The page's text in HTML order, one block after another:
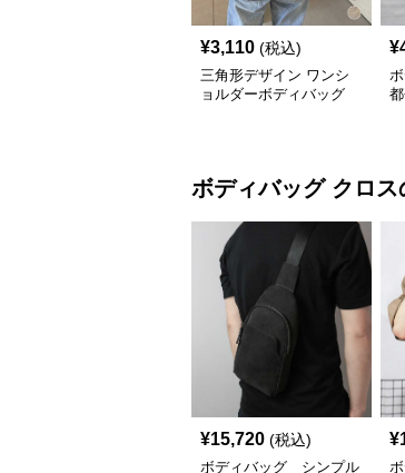
¥3,110 (税込)
三角形デザイン ワンシ
ョルダーボディバッグ
¥
ボディバッグ クロス
¥15,720 (税込)
ボディバッグ シンプル
¥